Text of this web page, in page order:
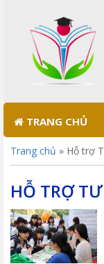
TRANG CHỦ
Trang chủ » Hỗ trợ
HỖ TRỢ